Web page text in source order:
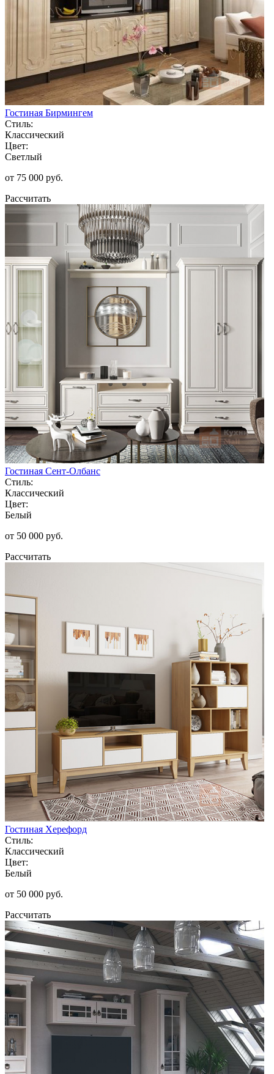
Гостиная Бирмингем
Стиль:
Классический
Цвет:
Светлый
от 75 000 руб.
Рассчитать
Гостиная Сент-Олбанс
Стиль:
Классический
Цвет:
Белый
от 50 000 руб.
Рассчитать
Гостиная Херефорд
Стиль:
Классический
Цвет:
Белый
от 50 000 руб.
Рассчитать